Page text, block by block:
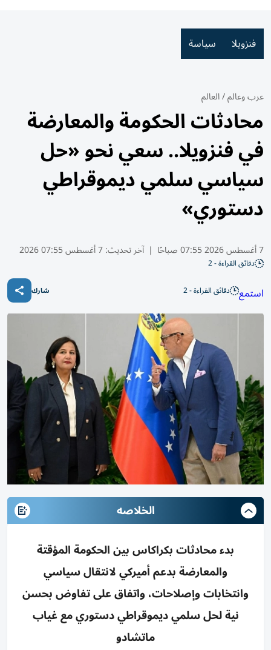
فنزويلا سياسة
عرب وعالم/العالم
محادثات الحكومة والمعارضة
في فنزويلا.. سعي نحو «حل
سياسي سلمي ديموقراطي
دستوري»
7 أغسطس 2026 07:55 صباحًا | آخر تحديث:7 أغسطس 07:55 2026
دقائق القراءة - 2
استمع دقائق القراءة - 2 شارك
الخلاصه
بدء محادثات بكراكاس بين الحكومة المؤقتة
والمعارضة بدعم أميركي لانتقال سياسي
وانتخابات وإصلاحات، واتفاق على تفاوض بحسن
نية لحل سلمي ديموقراطي دستوري مع غياب
ماتشادو